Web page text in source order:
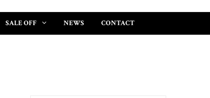
SALE OFF NEWS CONTACT